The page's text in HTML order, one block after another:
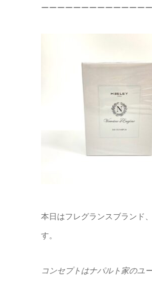
ーーーーーーーーーーーーー
本日はフレグランスブランド
す。
コンセプトはナパルト家のユ